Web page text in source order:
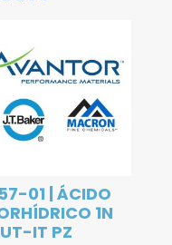
01 | ÁCIDO
1N
IT PZ